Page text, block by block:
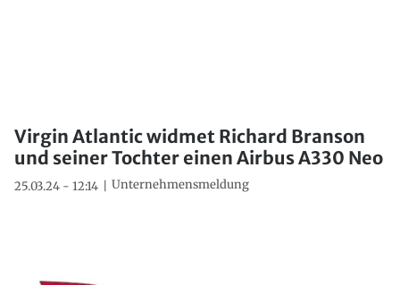
Virgin Atlantic widmet Richard Branson
und seiner Tochter einen Airbus A330 Neo
25.03.24 - 12:14 Unternehmensmeldung